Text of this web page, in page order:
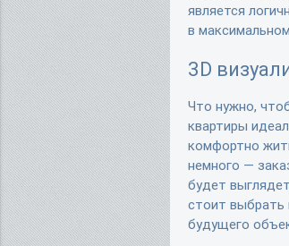
является
в
3D
Что нужно,
квартиры
комфортно
немного —
будет
стоит выбрать
будущего